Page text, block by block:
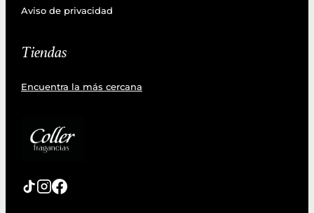
Aviso de privacidad
Tiendas
Encuentra la más cercana